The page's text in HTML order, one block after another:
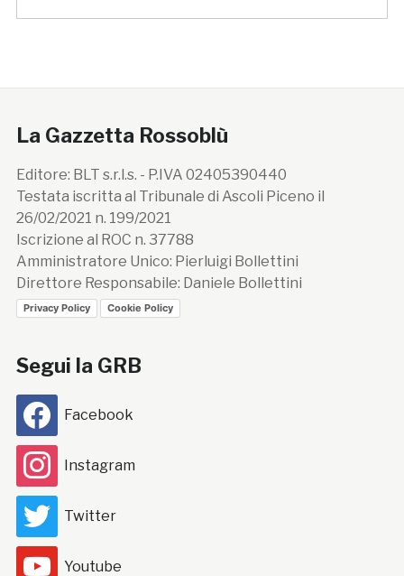
La Gazzetta Rossoblù
Editore: BLT s.r.l.s. - P.IVA 02405390440
Testata iscritta al Tribunale di Ascoli Piceno il
26/02/2021 n. 199/2021
Iscrizione al ROC n. 37788
Amministratore Unico: Pierluigi Bollettini
Direttore Responsabile: Daniele Bollettini
Privacy Policy Cookie Policy
Segui la GRB
Facebook
Instagram
Twitter
Youtube